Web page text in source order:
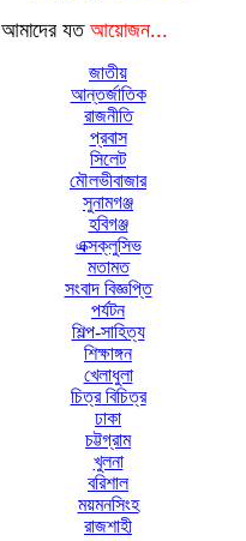
আমাদের যত আয়োজন...
জাতীয়
আন্তর্জাতিক
রাজনীতি
প্রবাস
সিলেট
মৌলভীবাজার
সুনামগঞ্জ
হবিগঞ্জ
এক্সক্লুসিভ
মতামত
সংবাদ বিজ্ঞপ্তি
পর্যটন
শিল্প-সাহিত্য
শিক্ষাঙ্গন
খেলাধুলা
চিত্র বিচিত্র
ঢাকা
চট্টগ্রাম
খুলনা
বরিশাল
ময়মনসিংহ
রাজশাহী